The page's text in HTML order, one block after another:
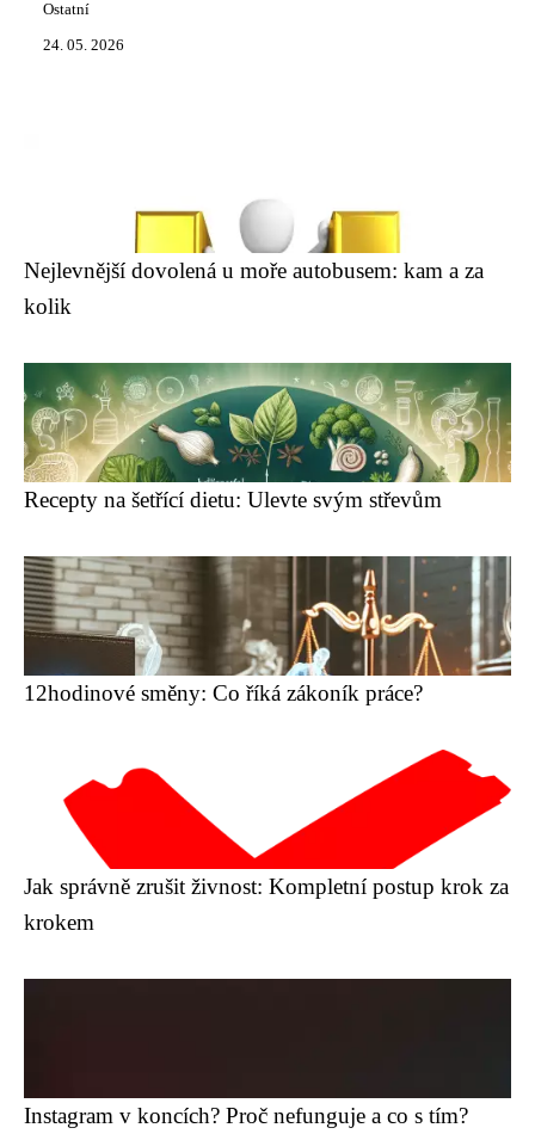
Ostatní
24. 05. 2026
Nejlevnější dovolená u moře autobusem: kam a za
kolik
Recepty na šetřící dietu: Ulevte svým střevům
12hodinové směny: Co říká zákoník práce?
Jak správně zrušit živnost: Kompletní postup krok za
krokem
Instagram v koncích? Proč nefunguje a co s tím?